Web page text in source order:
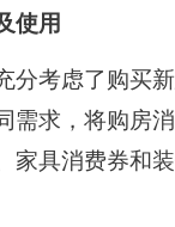
使用
考虑了购买新
需求，将购房
家具消费券和